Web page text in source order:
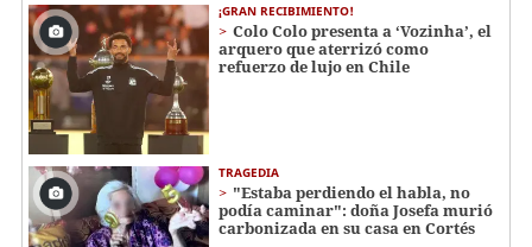
¡GRAN RECIBIMIENTO!
Colo Colo presenta a ‘Vozinha’, el
arquero que aterrizó como
refuerzo de lujo en Chile
TRAGEDIA
"Estaba perdiendo el habla, no
podía caminar": doña Josefa murió
carbonizada en su casa en Cortés